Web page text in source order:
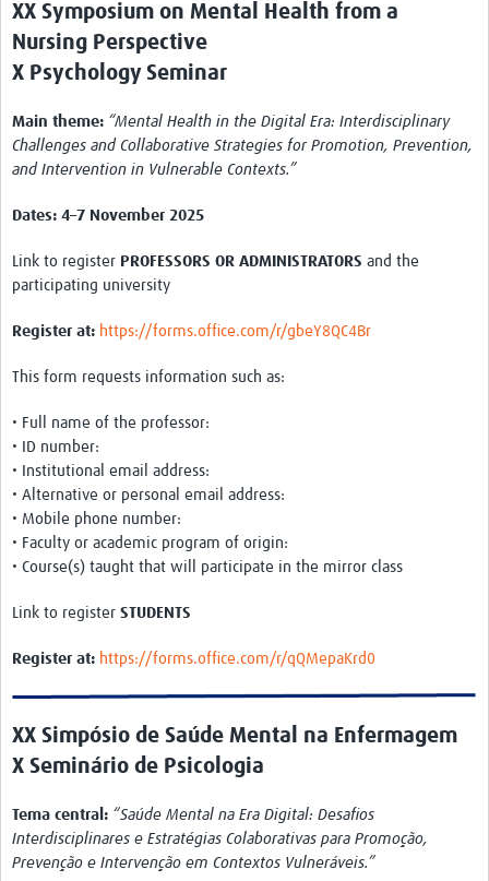
XX Symposium on Mental Health from a
Nursing Perspective
X Psychology Seminar
Main theme: “Mental Health in the Digital Era: Interdisciplinary
Challenges and Collaborative Strategies for Promotion, Prevention,
and Intervention in Vulnerable Contexts.”
Dates: 4–7 November 2025
Link to register PROFESSORS OR ADMINISTRATORS and the
participating university
Register at: https://forms.office.com/r/gbeY8QC4Br
This form requests information such as:
• Full name of the professor:
• ID number:
• Institutional email address:
• Alternative or personal email address:
• Mobile phone number:
• Faculty or academic program of origin:
• Course(s) taught that will participate in the mirror class
Link to register STUDENTS
Register at: https://forms.office.com/r/qQMepaKrd0
XX Simpósio de Saúde Mental na Enfermagem
X Seminário de Psicologia
Tema central: “Saúde Mental na Era Digital: Desafios
Interdisciplinares e Estratégias Colaborativas para Promoção,
Prevenção e Intervenção em Contextos Vulneráveis.”